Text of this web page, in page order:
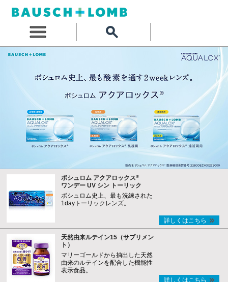
ボシュロム アクアロックス®
ワンデー UV シン トーリック
ボシュロム史上、最も洗練された
1dayトーリックレンズ。
詳しくはこちら
天然由来ルテイン15（サプリメン
ト）
マリーゴールドから抽出した天然
由来のルテインを配合した機能性
表示食品。
詳しくはこちら